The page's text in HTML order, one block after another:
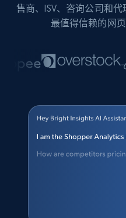
售商、ISV、咨询公司和
最值得信赖的网